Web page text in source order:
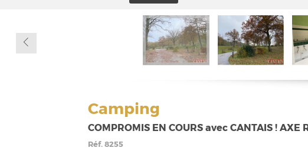
Camping
COMPROMIS EN COURS avec CANTAIS ! AXE
Réf.8255